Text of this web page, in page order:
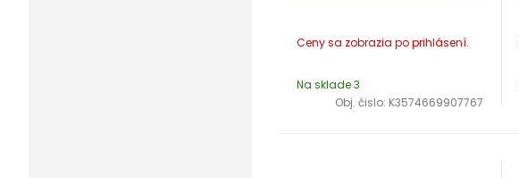
Na sklade 3
Obj. čislo: K3574669907767